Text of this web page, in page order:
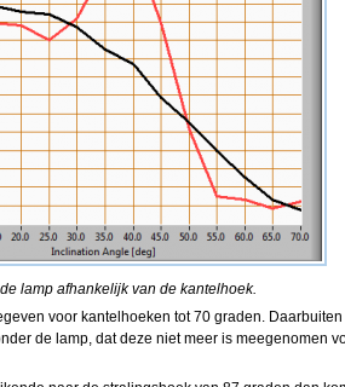
lamp afhankelijk van de kantelhoek.
voor kantelhoeken tot 70 graden.
de lamp, dat deze niet meer is meegenomen